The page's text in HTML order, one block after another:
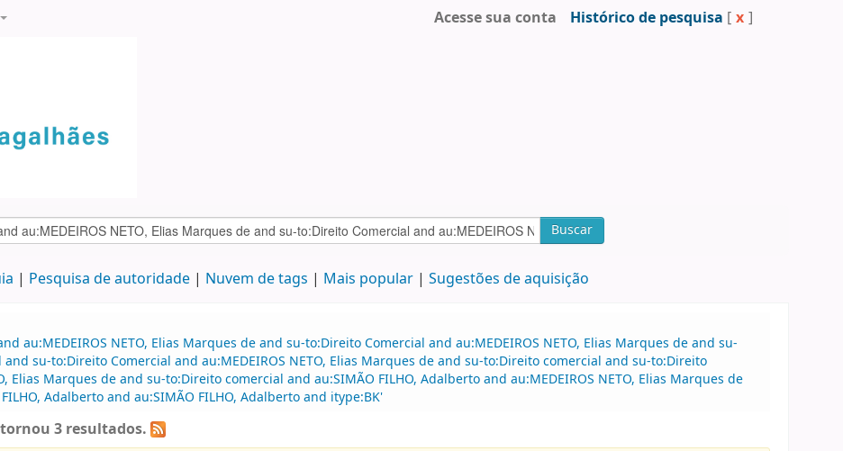
Acesse sua conta Histórico de pesquisa [ x ]
Buscar
Pesquisa de autoridade Nuvem de tags Mais popular Sugestões de aquisição
au:MEDEIROS NETO, Elias Marques de and su-to:Direito Comercial and au:MEDEIROS NETO, Elias Marques de and su-
su-to:Direito Comercial and au:MEDEIROS NETO, Elias Marques de and su-to:Direito comercial and su-to:Direito
Elias Marques de and su-to:Direito comercial and au:SIMÃO FILHO, Adalberto and au:MEDEIROS NETO, Elias Marques de
Adalberto and au:SIMÃO FILHO, Adalberto and itype:BK'
3 resultados.